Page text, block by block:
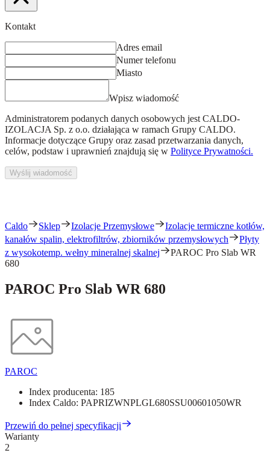
Kontakt
Adres email
Numer telefonu
Miasto
Wpisz wiadomość
Administratorem podanych danych osobowych jest CALDO-
IZOLACJA Sp. z o.o. działająca w ramach Grupy CALDO.
Informacje dotyczące Grupy oraz zasad przetwarzania danych,
celów, podstaw i uprawnień znajdują się w Polityce Prywatności.
Wyślij wiadomość
Caldo Sklep Izolacje Przemysłowe
Izolacje termiczne kotłów,
kanałów spalin, elektrofiltrów, zbiorników przemysłowych
Płyty
z wysokotemp. wełny mineralnej skalnej
PAROC Pro Slab WR
680
PAROC Pro Slab WR 680
PAROC
Index producenta: 185
Index Caldo: PAPRIZWNPLGL680SSU00601050WR
Przewiń do pełnej specyfikacji
Warianty
2